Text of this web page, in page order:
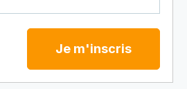
Je m'inscris